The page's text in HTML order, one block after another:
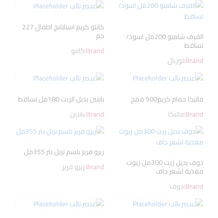
الفيف شامبو 200مل اسود/
تساقط
Brand:لوريال
كانتو كريم استايلنج اطفال 227
جم
Brand:كانتو
فاتيكا حمام كريم900 قمح
Brand:فاتيكا
بانتين بديل الزيت 180مل تساقط
Brand:بانتين
دوف بديل زيت 300مل زيوت
مغذية لشعر جاف
Brand:دوف
زيرو فريز بلسم تربل بتر 355مل
Brand:زيرو فريز